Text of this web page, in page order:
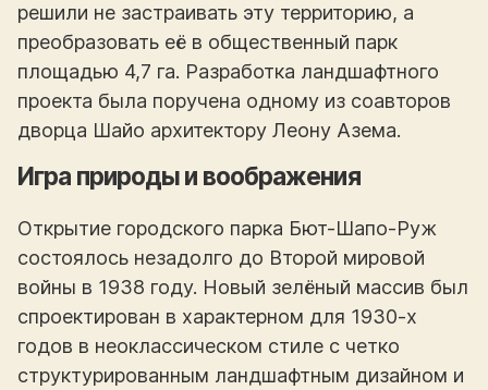
решили не застраивать эту территорию, а
преобразовать её в общественный парк
площадью 4,7 га. Разработка ландшафтного
проекта была поручена одному из соавторов
дворца Шайо архитектору Леону Азема.
Игра природы и воображения
Открытие городского парка Бют-Шапо-Руж
состоялось незадолго до Второй мировой
войны в 1938 году. Новый зелёный массив был
спроектирован в характерном для 1930-х
годов в неоклассическом стиле с четко
структурированным ландшафтным дизайном и